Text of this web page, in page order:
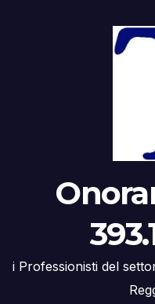
i Professionisti del